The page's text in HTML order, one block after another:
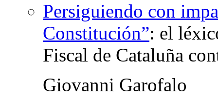
Persiguiendo con
Constitución”: el
Fiscal de Cataluña
Giovanni Garofalo